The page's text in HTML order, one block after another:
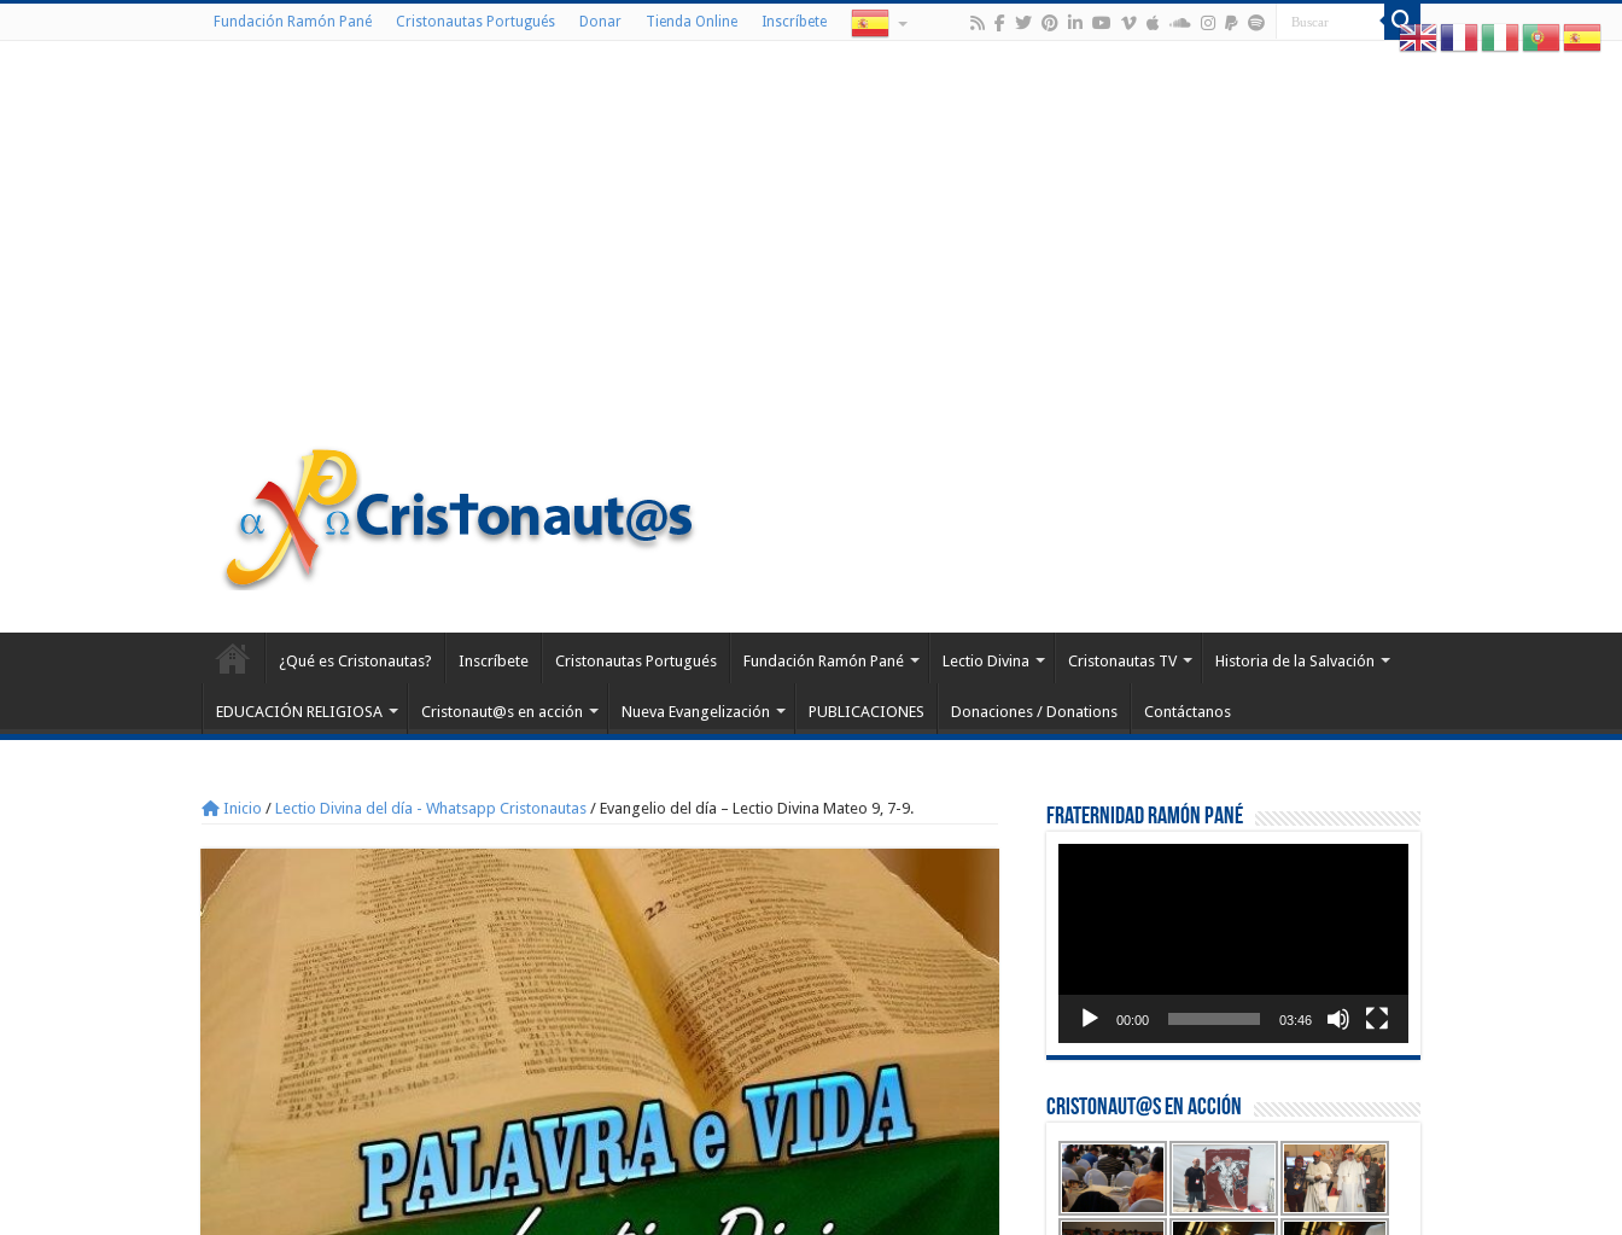
Fundación Ramón Pané Cristonautas Portugués Donar Tienda Online Inscríbete
¿Qué es Cristonautas? Inscríbete Cristonautas Portugués Fundación Ramón Pané Lectio Divina Cristonautas TV Historia de la Salvación
EDUCACIÓN RELIGIOSA Cristonaut@s en acción Nueva Evangelización PUBLICACIONES Donaciones / Donations Contáctanos
Inicio / Lectio Divina del día - Whatsapp Cristonautas / Evangelio del día – Lectio Divina Mateo 9, 7-9. Fraternidad Ramón Pané
00:00 03:46
Cristonaut@s en Acción